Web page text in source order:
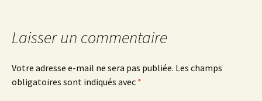
Laisser un commentaire
Votre adresse e-mail ne sera pas publiée. Les champs
obligatoires sont indiqués avec *